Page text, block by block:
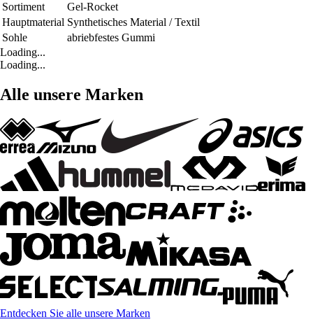
Sortiment
Gel-Rocket
Hauptmaterial Synthetisches Material / Textil
Sohle
abriebfestes Gummi
Loading...
Loading...
Alle unsere Marken
Entdecken Sie alle unsere Marken